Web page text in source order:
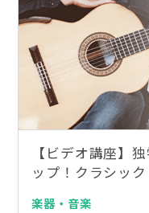
【ビデオ講座】
ップ！クラシッ
楽器・音楽